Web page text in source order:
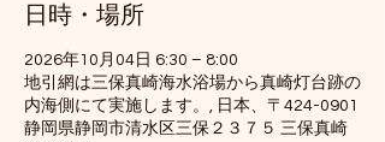
日時・場所
2026年10月04日 6:30 – 8:00
地引網は三保真崎海水浴場から真崎灯台跡の
内海側にて実施します。, 日本、〒424-0901
静岡県静岡市清水区三保２３７５ 三保真崎